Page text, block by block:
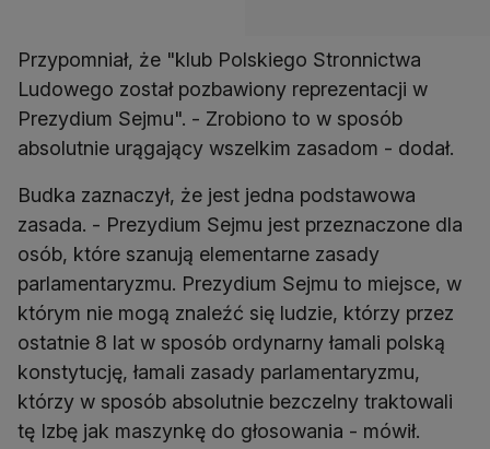
Przypomniał, że "klub Polskiego Stronnictwa
Ludowego został pozbawiony reprezentacji w
Prezydium Sejmu". - Zrobiono to w sposób
absolutnie urągający wszelkim zasadom - dodał.
Budka zaznaczył, że jest jedna podstawowa
zasada. - Prezydium Sejmu jest przeznaczone dla
osób, które szanują elementarne zasady
parlamentaryzmu. Prezydium Sejmu to miejsce, w
którym nie mogą znaleźć się ludzie, którzy przez
ostatnie 8 lat w sposób ordynarny łamali polską
konstytucję, łamali zasady parlamentaryzmu,
którzy w sposób absolutnie bezczelny traktowali
tę Izbę jak maszynkę do głosowania - mówił.